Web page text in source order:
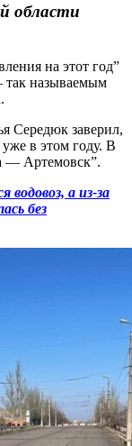
области
на этот год”
так называемым
Середюк заверил,
в этом году. В
— Артемовск”.
водовоз, а из-за
без